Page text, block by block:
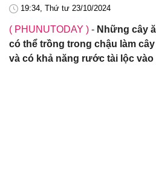
19:34, Thứ tư 23/10/2024
( PHUNUTODAY ) - Những cây
có thể trồng trong chậu làm
và có khả năng rước tài lộc vào